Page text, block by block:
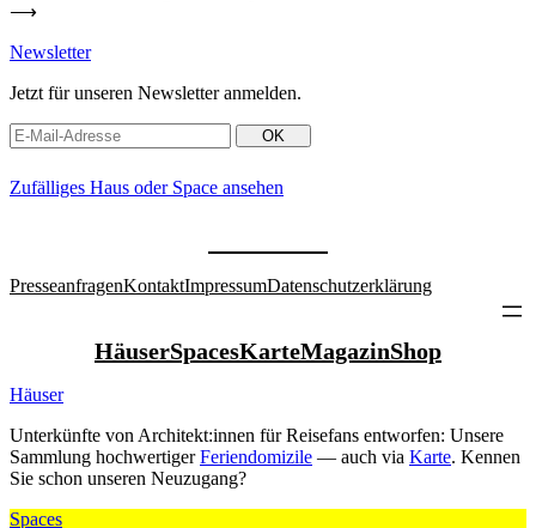
⟶
News­letter
Jetzt für unseren News­letter anmelden.
Zufäl­liges Haus oder Space ansehen
Pres­se­an­fragenKontaktImpressumDaten­schutz­er­klärung
HäuserSpacesKarteMagazinShop
Häuser
Unter­künfte von Architekt:innen für Rei­sefans ent­worfen: Unsere
Sammlung hoch­wer­tigerFeri­en­do­mizile — auch via Karte. Kennen
Sie schon unseren Neu­zugang?
Spaces